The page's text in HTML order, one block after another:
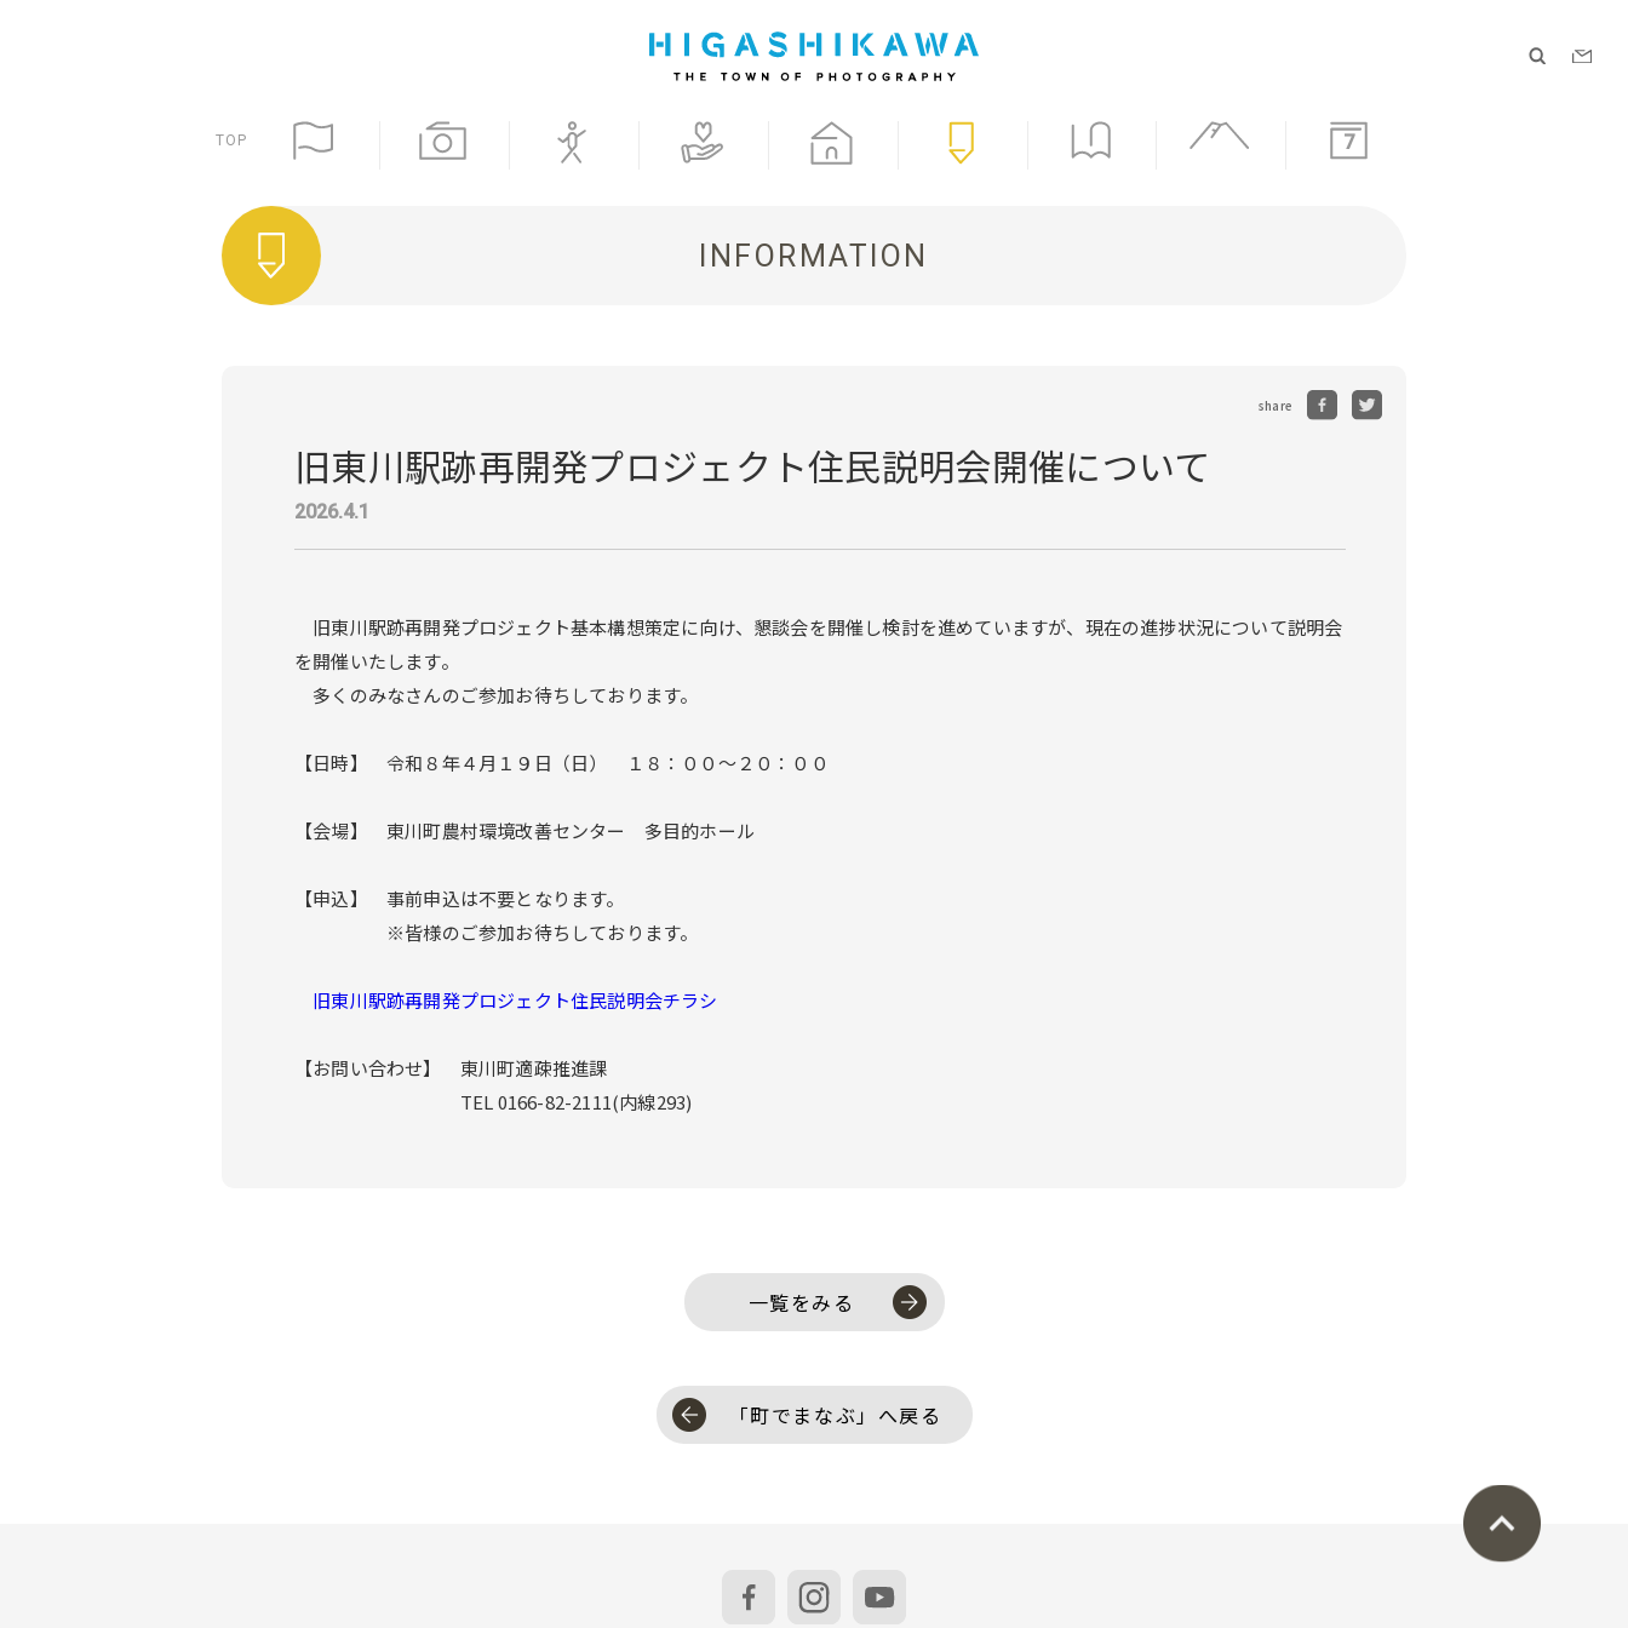
TOP 7
INFORMATION
share
旧東川駅跡再開発プロジェクト住民説明会開催について
2026.4.1
旧東川駅跡再開発プロジェクト基本構想策定に向け、懇談会を開催し検討を進めていますが、現在の進捗状況について説明会
を開催いたします。
多くのみなさんのご参加お待ちしております。
【日時】 令和８年４月１９日（日） １８：００～２０：００
【会場】 東川町農村環境改善センター 多目的ホール
【申込】 事前申込は不要となります。
※皆様のご参加お待ちしております。
旧東川駅跡再開発プロジェクト住民説明会チラシ
【お問い合わせ】 東川町適疎推進課
TEL 0166-82-2111(内線293)
一覧をみる
「町でまなぶ」へ戻る